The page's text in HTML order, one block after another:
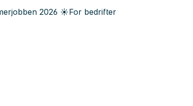
2026 ☀️For bedrifter